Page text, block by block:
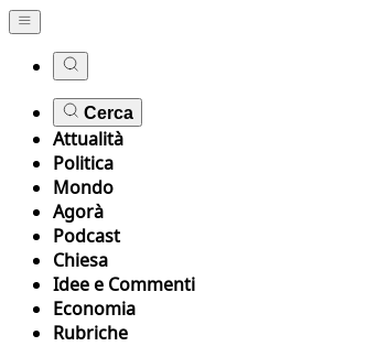
Cerca
Attualità
Politica
Mondo
Agorà
Podcast
Chiesa
Idee e Commenti
Economia
Rubriche